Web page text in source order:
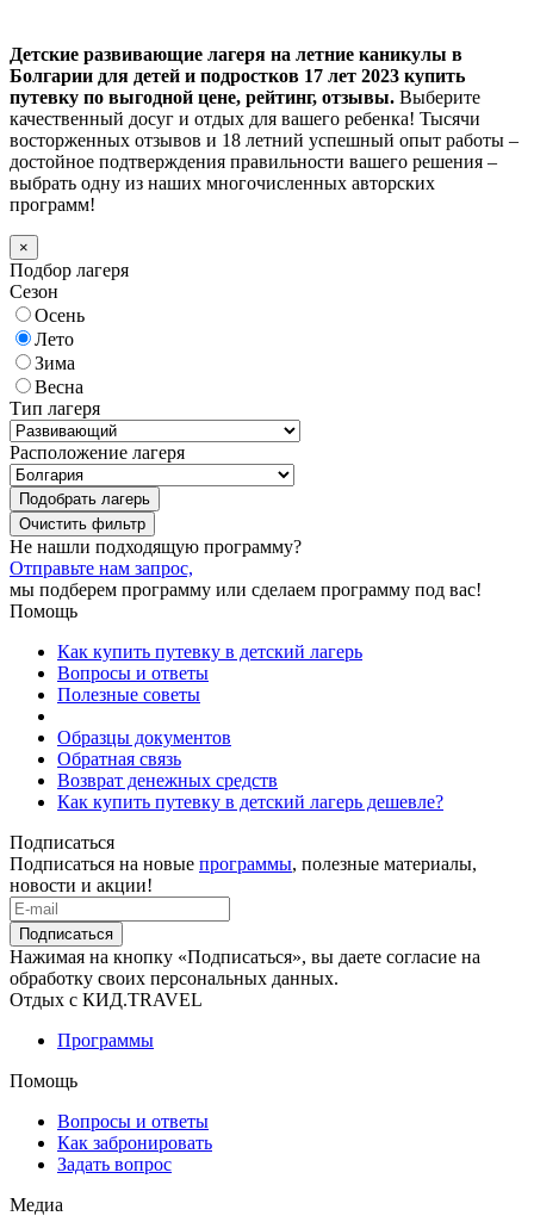
Детские развивающие лагеря на летние каникулы в
Болгарии для детей и подростков 17 лет 2023 купить
путевку по выгодной цене, рейтинг, отзывы. Выберите
качественный досуг и отдых для вашего ребенка! Тысячи
восторженных отзывов и 18 летний успешный опыт работы –
достойное подтверждения правильности вашего решения –
выбрать одну из наших многочисленных авторских
программ!
×
Подбор лагеря
Сезон
Осень
Лето
Зима
Весна
Тип лагеря
Расположение лагеря
Подобрать лагерь
Не нашли подходящую программу?
Отправьте нам запрос,
мы подберем программу или сделаем программу под вас!
Помощь
Как купить путевку в детский лагерь
Вопросы и ответы
Полезные советы
Образцы документов
Обратная связь
Возврат денежных средств
Как купить путевку в детский лагерь дешевле?
Подписаться
Подписаться на новые программы, полезные материалы,
новости и акции!
Подписаться
Нажимая на кнопку «Подписаться», вы даете согласие на
обработку своих персональных данных.
Отдых с КИД.TRAVEL
Программы
Помощь
Вопросы и ответы
Как забронировать
Задать вопрос
Медиа